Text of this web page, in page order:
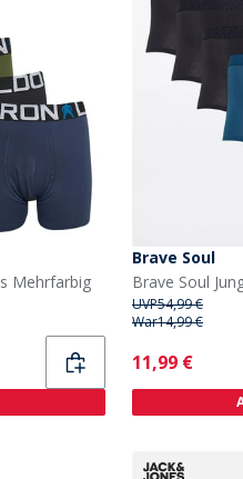
Mehrfarbig
Brave Soul
UVP54,99 €
War14,99 €
Current
11,99 €